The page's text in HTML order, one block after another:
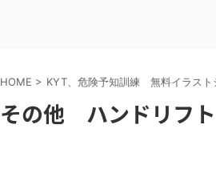
HOME > KYT、危険予知訓練 無料イラスト
その他 ハンドリフ